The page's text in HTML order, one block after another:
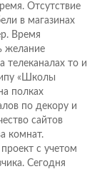
Отсутствие
в магазинах
Время
желание
телеканалах то и
«Школы
полках
по декору и
сайтов
комнат.
с учетом
Сегодня